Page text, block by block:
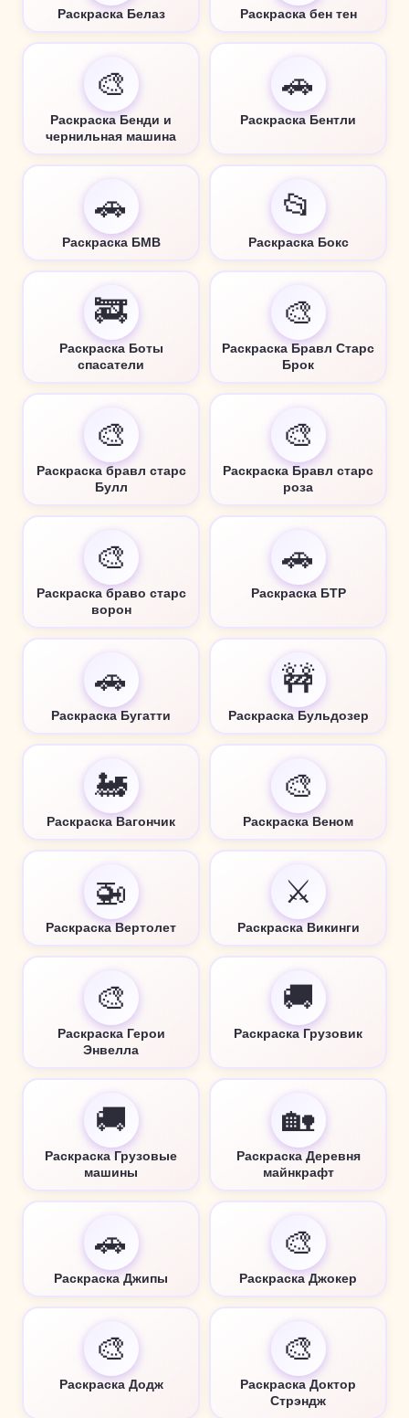
Раскраска Белаз Раскраска бен тен
🎨
Раскраска Бенди и
чернильная машина
🚗
Раскраска Бентли
🚗
Раскраска БМВ
📂
Раскраска Бокс
🚒
Раскраска Боты
спасатели
🎨
Раскраска Бравл Старс
Брок
🎨
Раскраска бравл старс
Булл
🎨
Раскраска Бравл старс
роза
🎨
Раскраска браво старс
ворон
🚗
Раскраска БТР
🚗
Раскраска Бугатти
🚧
Раскраска Бульдозер
🚂
Раскраска Вагончик
🎨
Раскраска Веном
🚁
Раскраска Вертолет
⚔️
Раскраска Викинги
🎨
Раскраска Герои
Энвелла
🚚
Раскраска Грузовик
🚚
Раскраска Грузовые
машины
🏡
Раскраска Деревня
майнкрафт
🚗
Раскраска Джипы
🎨
Раскраска Джокер
🎨
Раскраска Додж
🎨
Раскраска Доктор
Стрэндж